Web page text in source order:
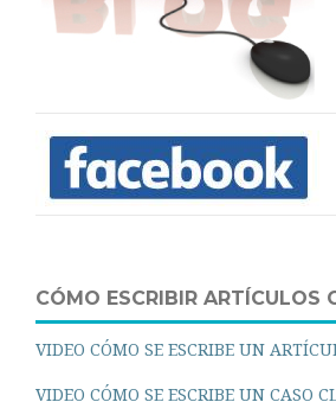
CÓMO ESCRIBIR ARTÍCULOS
VIDEO CÓMO SE ESCRIBE UN
VIDEO CÓMO SE ESCRIBE UN CASO